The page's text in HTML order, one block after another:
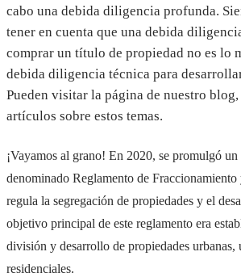
cabo una debida diligencia profunda.
tener en cuenta que una debida
comprar un título de propiedad no es lo
debida diligencia técnica para
Pueden visitar la página de nuestro
artículos sobre estos temas.
¡Vayamos al grano! En 2020, se promulgó
denominado Reglamento de
regula la segregación de propiedades y el
objetivo principal de este reglamento era
división y desarrollo de propiedades urbanas,
residenciales.